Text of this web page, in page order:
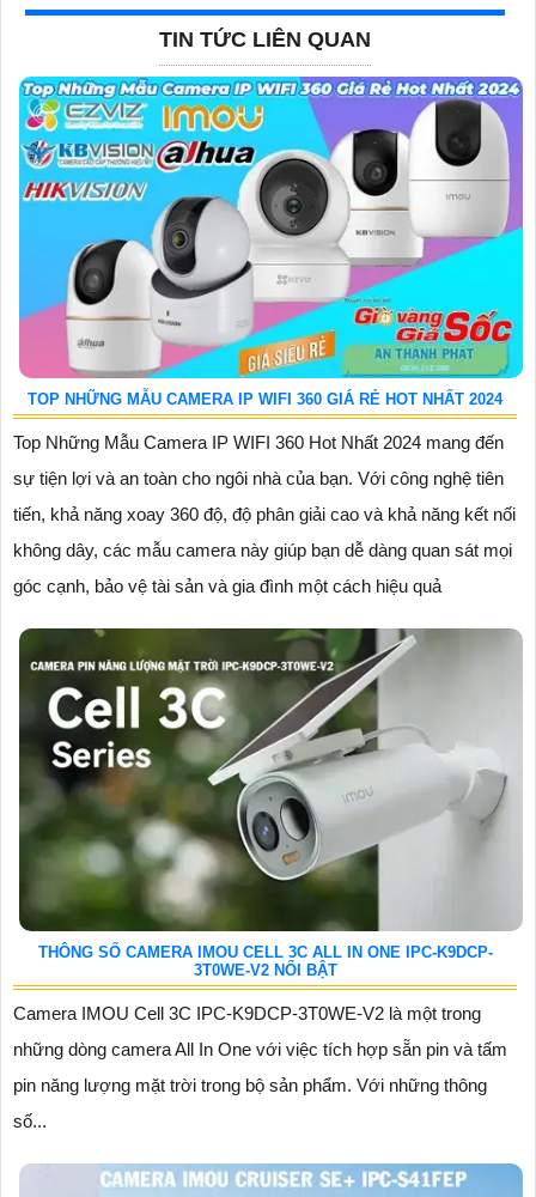
TIN TỨC LIÊN QUAN
TOP NHỮNG MẪU CAMERA IP WIFI 360 GIÁ RẺ HOT NHẤT 2024
Top Những Mẫu Camera IP WIFI 360 Hot Nhất 2024 mang đến
sự tiện lợi và an toàn cho ngôi nhà của bạn. Với công nghệ tiên
tiến, khả năng xoay 360 độ, độ phân giải cao và khả năng kết nối
không dây, các mẫu camera này giúp bạn dễ dàng quan sát mọi
góc cạnh, bảo vệ tài sản và gia đình một cách hiệu quả
THÔNG SỐ CAMERA IMOU CELL 3C ALL IN ONE IPC-K9DCP-
3T0WE-V2 NỔI BẬT
Camera IMOU Cell 3C IPC-K9DCP-3T0WE-V2 là một trong
những dòng camera All In One với việc tích hợp sẵn pin và tấm
pin năng lượng mặt trời trong bộ sản phẩm. Với những thông
số...